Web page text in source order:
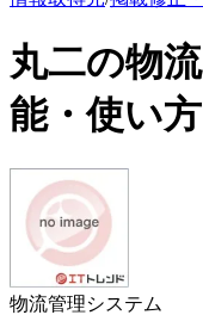
丸二の物流
能・使い
物流管理システム